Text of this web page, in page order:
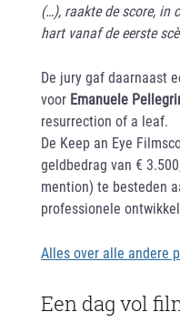
(…), raakte de score, in
hart vanaf de eerste
De jury gaf daarnaast
voor Emanuele
resurrection of a leaf.
De Keep an Eye
geldbedrag van €
mention) te besteden
professionele
Alles over alle andere
Een dag vol